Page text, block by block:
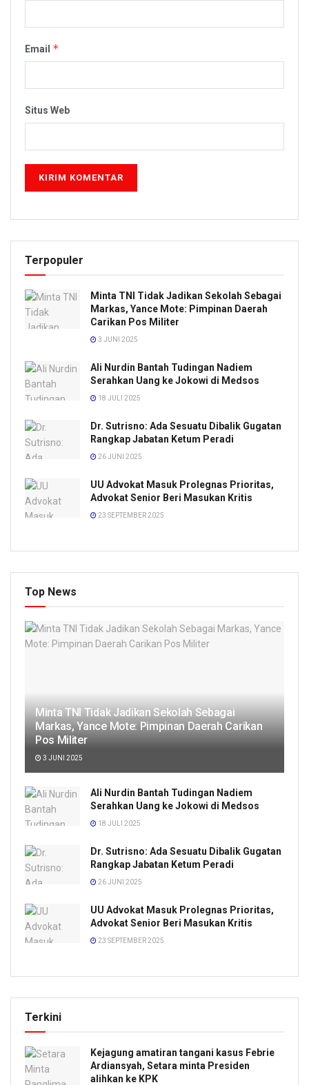
Email *
Situs Web
Terpopuler
Minta TNI Tidak Jadikan Sekolah Sebagai
Markas, Yance Mote: Pimpinan Daerah
Carikan Pos Militer
3 JUNI 2025
Ali Nurdin Bantah Tudingan Nadiem
Serahkan Uang ke Jokowi di Medsos
18 JULI 2025
Dr. Sutrisno: Ada Sesuatu Dibalik Gugatan
Rangkap Jabatan Ketum Peradi
26 JUNI 2025
UU Advokat Masuk Prolegnas Prioritas,
Advokat Senior Beri Masukan Kritis
23 SEPTEMBER 2025
Top News
Minta TNI Tidak Jadikan Sekolah Sebagai
Markas, Yance Mote: Pimpinan Daerah Carikan
Pos Militer
3 JUNI 2025
Ali Nurdin Bantah Tudingan Nadiem
Serahkan Uang ke Jokowi di Medsos
18 JULI 2025
Dr. Sutrisno: Ada Sesuatu Dibalik Gugatan
Rangkap Jabatan Ketum Peradi
26 JUNI 2025
UU Advokat Masuk Prolegnas Prioritas,
Advokat Senior Beri Masukan Kritis
23 SEPTEMBER 2025
Terkini
Kejagung amatiran tangani kasus Febrie
Ardiansyah, Setara minta Presiden
alihkan ke KPK